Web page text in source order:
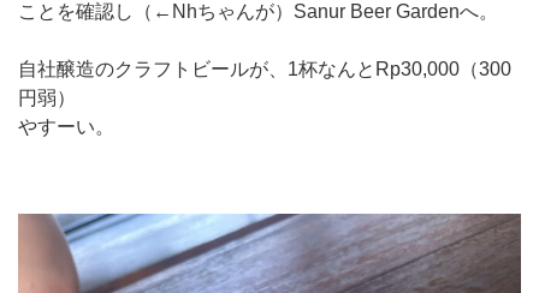
ことを確認し（←Nhちゃんが）Sanur Beer Gardenへ。
自社醸造のクラフトビールが、1杯なんとRp30,000（300
円弱）
やすーい。